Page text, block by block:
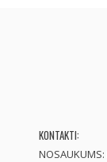
KONTAKTI:
NOSAUKUMS: